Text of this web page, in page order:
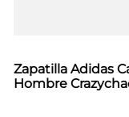
Zapatilla Adidas
Hombre